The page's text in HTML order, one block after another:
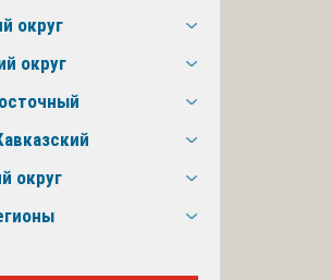
округ
округ
округ